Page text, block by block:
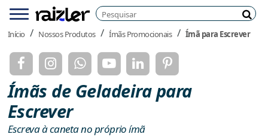
Menu Pesquisar
Início Nossos Produtos Ímãs Promocionais Ímã para Escrever
Ímãs de Geladeira para
Escrever
Escreva à caneta no próprio ímã